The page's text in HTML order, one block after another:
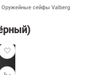
Оружейные сейфы Valberg
избранное